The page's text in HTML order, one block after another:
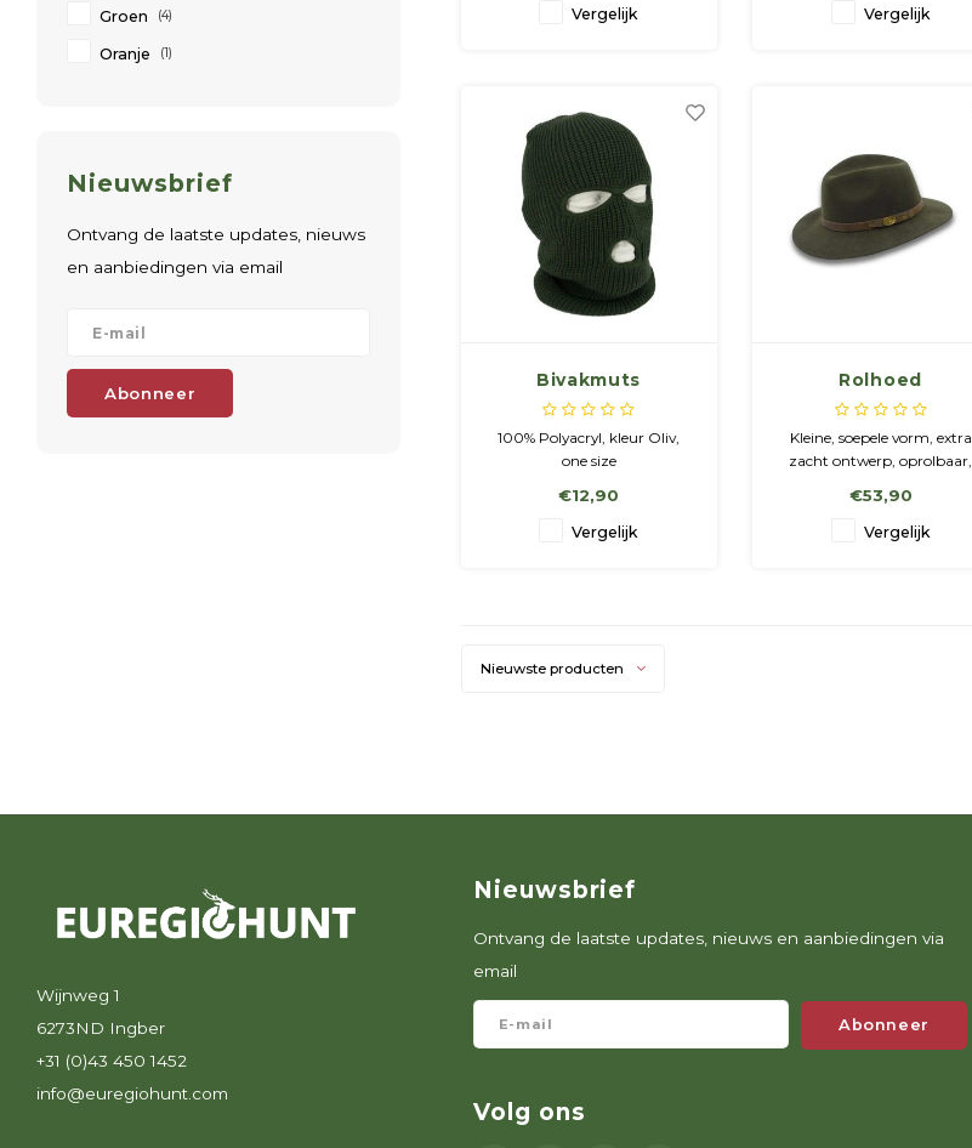
Groen (4)
Oranje (1)
Nieuwsbrief
Ontvang de laatste updates, nieuws
en aanbiedingen via email
Abonneer
Vergelijk Vergelijk
Bivakmuts
100% Polyacryl, kleur Oliv,
one size
€12,90
Vergelijk
Rolhoed
Kleine, soepele vorm, extra
zacht ontwerp, oprolbaar,
wol
€53,90
Vergelijk
Nieuwste producten
Wijnweg 1
6273ND Ingber
+31 (0)43 450 1452
info@euregiohunt.com
Nieuwsbrief
Ontvang de laatste updates, nieuws en aanbiedingen via
email
Abonneer
Volg ons